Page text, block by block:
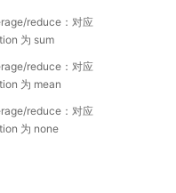
reduce：对应
为 sum
reduce：对应
为 mean
reduce：对应
为 none